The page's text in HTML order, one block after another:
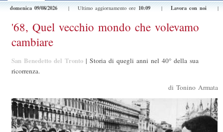
domenica 09/08/2026
| Ultimo aggiornamento ore 10:09 | Lavora con noi
'68, Quel vecchio mondo che volevamo
cambiare
San Benedetto del Tronto | Storia di quegli anni nel 40° della sua
ricorrenza.
di Tonino Armata